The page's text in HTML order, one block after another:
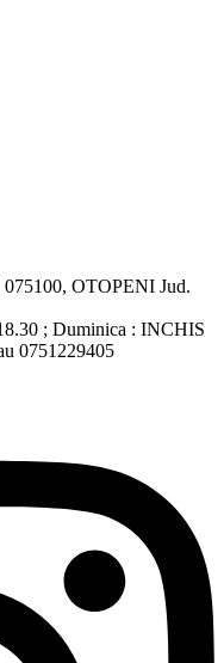
OTOPENI Jud.
; Duminica : INCHIS
0751229405